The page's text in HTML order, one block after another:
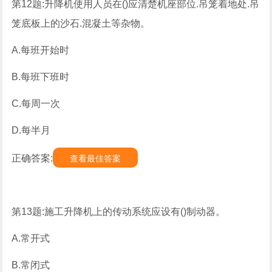
第12题:升降机使用人员在()应清楚机座部位.吊笼着地处.吊
笼底板上的沙石.混凝土等杂物。
A.每班开始时
B.每班下班时
C.每周一次
D.每半月
正确答案: 查看最佳答案
第13题:施工升降机上的传动系统应设有()制动器。
A.常开式
B.常闭式